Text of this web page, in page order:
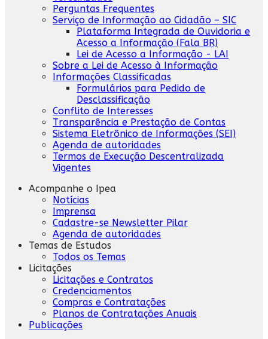
Perguntas Frequentes
Serviço de Informação ao Cidadão – SIC
Plataforma Integrada de Ouvidoria e
Acesso a Informação (Fala BR)
Lei de Acesso a Informação - LAI
Sobre a Lei de Acesso à Informação
Informações Classificadas
Formulários para Pedido de
Desclassificação
Conflito de Interesses
Transparência e Prestação de Contas
Sistema Eletrônico de Informações (SEI)
Agenda de autoridades
Termos de Execução Descentralizada
Vigentes
Acompanhe o Ipea
Notícias
Imprensa
Cadastre-se Newsletter Pilar
Agenda de autoridades
Temas de Estudos
Todos os Temas
Licitações
Licitações e Contratos
Credenciamentos
Compras e Contratações
Planos de Contratações Anuais
Publicações